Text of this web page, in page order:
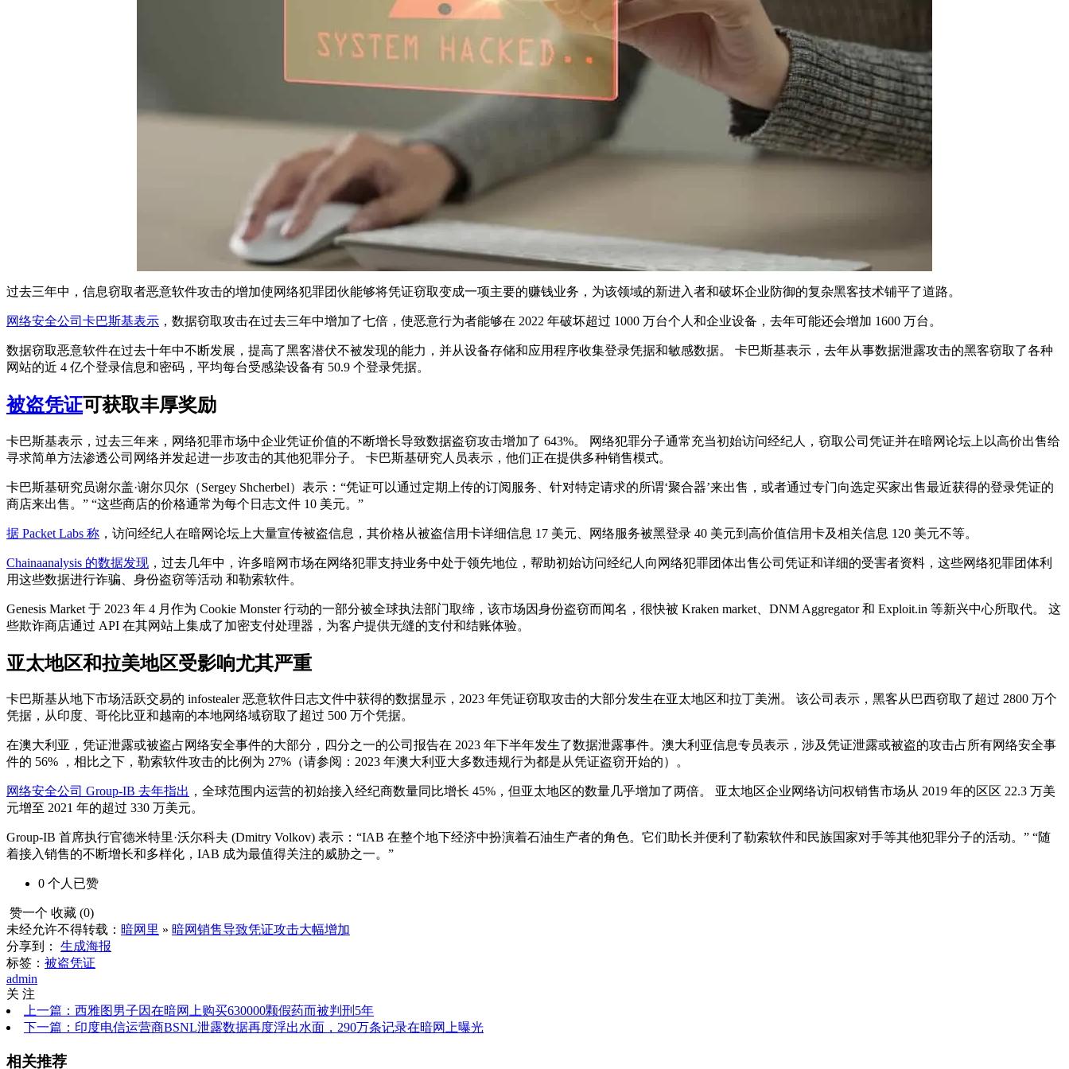
过去三年中，信息窃取者恶意软件攻击的增加使网络犯罪团伙能够将凭证窃取变成一项主要的赚钱业务，为该领域的新进入者和破坏企业防御的复杂黑客技术铺平了道路。
网络安全公司卡巴斯基表示 ，数据窃取攻击在过去三年中增加了七倍，使恶意行为者能够在 2022 年破坏超过 1000 万台个人和企业设备，去年可能还会增加 1600 万台。
数据窃取恶意软件在过去十年中不断发展，提高了黑客潜伏不被发现的能力，并从设备存储和应用程序收集登录凭据和敏感数据。 卡巴斯基表示，去年从事数据泄露攻击的黑客窃取了各种
网站的近 4 亿个登录信息和密码，平均每台受感染设备有 50.9 个登录凭据。
被盗凭证可获取丰厚奖励
卡巴斯基表示，过去三年来，网络犯罪市场中企业凭证价值的不断增长导致数据盗窃攻击增加了 643%。 网络犯罪分子通常充当初始访问经纪人，窃取公司凭证并在暗网论坛上以高价出售给
寻求简单方法渗透公司网络并发起进一步攻击的其他犯罪分子。 卡巴斯基研究人员表示，他们正在提供多种销售模式。
卡巴斯基研究员谢尔盖·谢尔贝尔（Sergey Shcherbel）表示：“凭证可以通过定期上传的订阅服务、针对特定请求的所谓‘聚合器’来出售，或者通过专门向选定买家出售最近获得的登录凭证的
商店来出售。” “这些商店的价格通常为每个日志文件 10 美元。”
据 Packet Labs 称 ，访问经纪人在暗网论坛上大量宣传被盗信息，其价格从被盗信用卡详细信息 17 美元、网络服务被黑登录 40 美元到高价值信用卡及相关信息 120 美元不等。
Chainaanalysis 的数据发现 ，过去几年中，许多暗网市场在网络犯罪支持业务中处于领先地位，帮助初始访问经纪人向网络犯罪团体出售公司凭证和详细的受害者资料，这些网络犯罪团体利
用这些数据进行诈骗、身份盗窃等活动 和勒索软件。
Genesis Market 于 2023 年 4 月作为 Cookie Monster 行动的一部分被全球执法部门取缔，该市场因身份盗窃而闻名，很快被 Kraken market、DNM Aggregator 和 Exploit.in 等新兴中心所取代。 这
些欺诈商店通过 API 在其网站上集成了加密支付处理器，为客户提供无缝的支付和结账体验。
亚太地区和拉美地区受影响尤其严重
卡巴斯基从地下市场活跃交易的 infostealer 恶意软件日志文件中获得的数据显示，2023 年凭证窃取攻击的大部分发生在亚太地区和拉丁美洲。 该公司表示，黑客从巴西窃取了超过 2800 万个
凭据，从印度、哥伦比亚和越南的本地网络域窃取了超过 500 万个凭据。
在澳大利亚，凭证泄露或被盗占网络安全事件的大部分，四分之一的公司报告在 2023 年下半年发生了数据泄露事件。澳大利亚信息专员表示，涉及凭证泄露或被盗的攻击占所有网络安全事
件的 56% ，相比之下，勒索软件攻击的比例为 27%（请参阅：2023 年澳大利亚大多数违规行为都是从凭证盗窃开始的）。
网络安全公司 Group-IB 去年指出 ，全球范围内运营的初始接入经纪商数量同比增长 45%，但亚太地区的数量几乎增加了两倍。 亚太地区企业网络访问权销售市场从 2019 年的区区 22.3 万美
元增至 2021 年的超过 330 万美元。
Group-IB 首席执行官德米特里·沃尔科夫 (Dmitry Volkov) 表示：“IAB 在整个地下经济中扮演着石油生产者的角色。它们助长并便利了勒索软件和民族国家对手等其他犯罪分子的活动。” “随
着接入销售的不断增长和多样化，IAB 成为最值得关注的威胁之一。”
0 个人已赞
赞一个 收藏 (0)
未经允许不得转载： 暗网里 » 暗网销售导致凭证攻击大幅增加
分享到：
生成海报
标签： 被盗凭证
admin
关 注
上一篇：西雅图男子因在暗网上购买630000颗假药而被判刑5年
下一篇：印度电信运营商BSNL泄露数据再度浮出水面，290万条记录在暗网上曝光
相关推荐